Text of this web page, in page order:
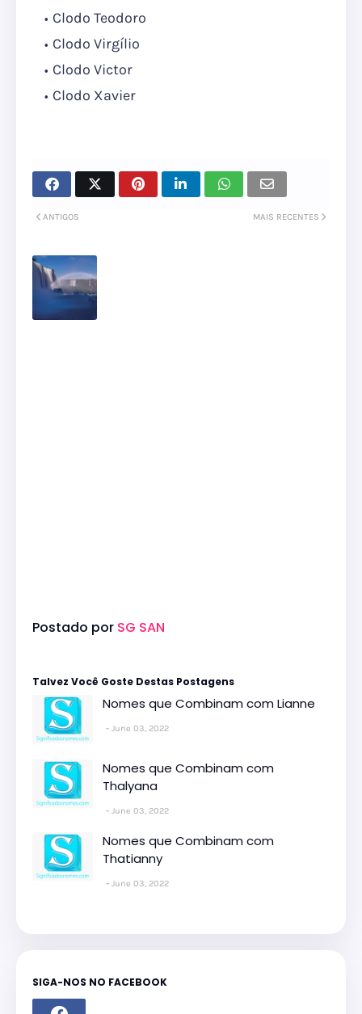
Clodo Teodoro
Clodo Virgílio
Clodo Victor
Clodo Xavier
MAIS RECENTES
ANTIGOS
Postado por SG SAN
Talvez Você Goste Destas Postagens
Nomes que Combinam com Lianne
June 03, 2022
Nomes que Combinam com
Thalyana
June 03, 2022
Nomes que Combinam com
Thatianny
June 03, 2022
SIGA-NOS NO FACEBOOK